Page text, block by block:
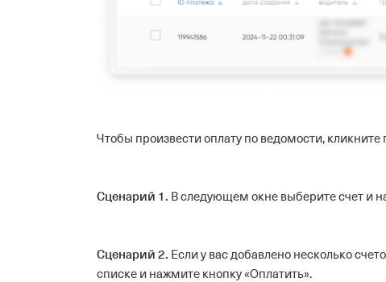
Чтобы произвести оплату по ведомости, кликните
Сценарий 1. В следующем окне выберите счет и
Сценарий 2. Если у вас добавлено несколько
списке и нажмите кнопку «Оплатить».